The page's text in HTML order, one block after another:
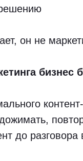
он не
бизнес
до